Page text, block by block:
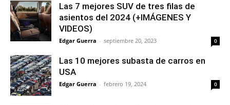
Las 7 mejores SUV de tres filas de
asientos del 2024 (+IMÁGENES Y
VIDEOS)
Edgar Guerra - septiembre 20, 2023 0
Las 10 mejores subasta de carros en
USA
Edgar Guerra - febrero 19, 2024 0